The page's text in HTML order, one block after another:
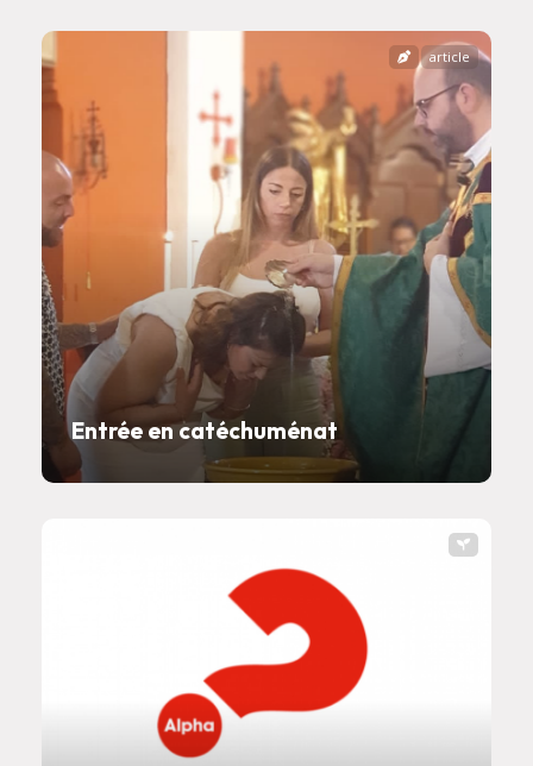
Entrée en catéchuménat
article